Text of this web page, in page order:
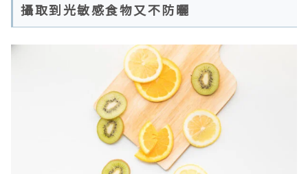
攝取到光敏感食物又不防曬